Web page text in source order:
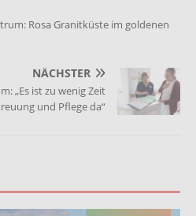
Rosa Granitküste im goldenen
NÄCHSTER
„Es ist zu wenig Zeit
und Pflege da“